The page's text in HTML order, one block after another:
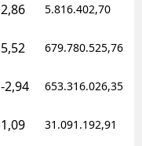
Ordu
2,86 5.816.402,70
5,52 679.780.525,76
-2,94 653.316.026,35
1,09 31.091.192,91